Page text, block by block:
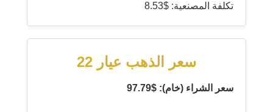
تكلفة المصنعية: $8.53
سعر الذهب عيار 22
سعر الشراء (خام): $97.79